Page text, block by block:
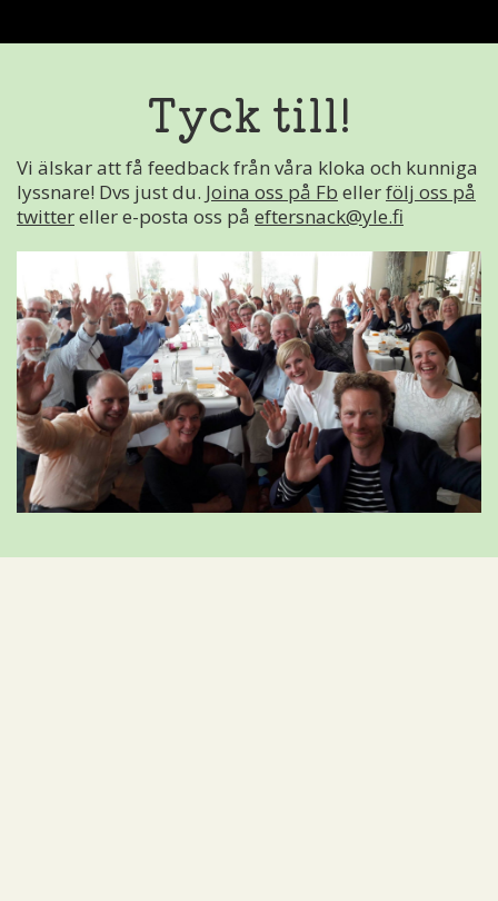
Tyck till!
Vi älskar att få feedback från våra kloka och kunniga
lyssnare! Dvs just du. Joina oss på Fb ellerfölj oss på
twittereller e-posta oss på eftersnack@yle.fi